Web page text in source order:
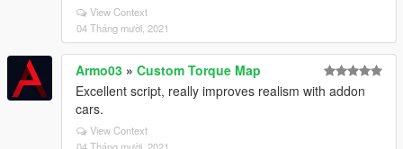
View Context
04 Tháng mười, 2021
Armo03 » Custom Torque Map
Excellent script, really improves realism with addon
cars.
View Context